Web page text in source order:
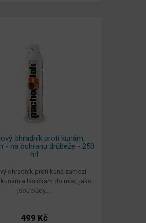
ohradník proti kunám,
- na ochranu drůbeže - 250
ml
ohradník proti kuně zamezí
a lasičkám do míst, jako
jsou půdy,…
499 Kč